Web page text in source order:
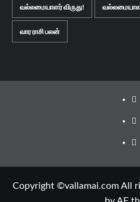
வல்லமையாளர் விருது! வல்லமையாளர்
வார ராசி பலன்
Copyright ©vallamai.com All